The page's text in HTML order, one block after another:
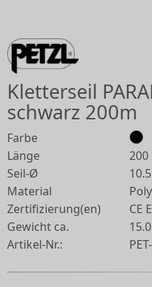
Kletterseil
schwarz 200m
Farbe
Länge
200
Seil-Ø
Material
Zertifizierung(en)
CE
Gewicht ca.
Artikel-Nr.: